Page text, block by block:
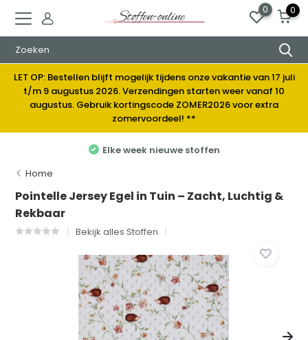
0 0
LET OP: Bestellen blijft mogelijk tijdens onze vakantie van 17 juli
t/m 9 augustus 2026. Verzendingen starten weer vanaf 10
augustus. Gebruik kortingscode ZOMER2026 voor extra
zomervoordeel! **
Elke week nieuwe stoffen
Home
Pointelle Jersey Egel in Tuin – Zacht, Luchtig &
Rekbaar
Bekijk alles Stoffen